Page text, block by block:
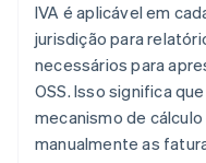
IVA é aplicável em
jurisdição para
necessários para
OSS. Isso significa
mecanismo de
manualmente as